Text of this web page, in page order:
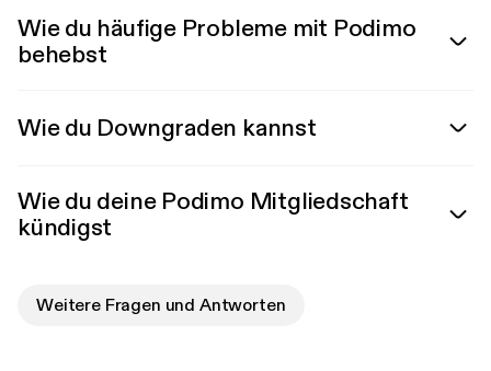
Wie du häufige Probleme mit Podimo
behebst
Wie du Downgraden kannst
Wie du deine Podimo Mitgliedschaft
kündigst
Weitere Fragen und Antworten